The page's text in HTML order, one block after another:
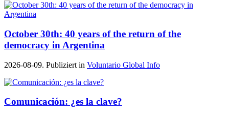
October 30th: 40 years of the return of the
democracy in Argentina
2026-08-09. Publiziert in Voluntario Global Info
Comunicación: ¿es la clave?